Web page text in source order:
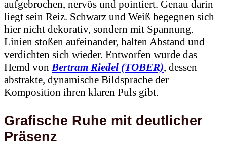
aufgebrochen, nervös und pointiert. Genau darin
liegt sein Reiz. Schwarz und Weiß begegnen sich
hier nicht dekorativ, sondern mit Spannung.
Linien stoßen aufeinander, halten Abstand und
verdichten sich wieder. Entworfen wurde das
Hemd vonBertram Riedel (TOBER), dessen
abstrakte, dynamische Bildsprache der
Komposition ihren klaren Puls gibt.
Grafische Ruhe mit deutlicher
Präsenz